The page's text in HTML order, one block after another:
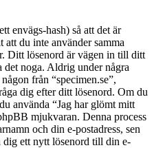
envägs-hash) så att det är
att du inte använder samma
Ditt lösenord är vägen in till ditt
det noga. Aldrig under några
från “specimen.se”,
dig efter ditt lösenord. Om du
använda “Jag har glömt mitt
mjukvaran. Denna process
och din e-postadress, sen
ett nytt lösenord till din e-